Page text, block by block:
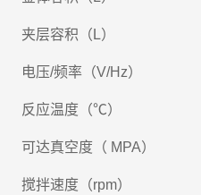
夹层容积（L）
电压/频率（V/Hz）
反应温度（℃）
可达真空度（ MPA）
搅拌速度（rpm）